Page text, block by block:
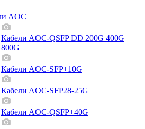
AOC
Кабели AOC-QSFP DD 200G 400G
800G
Кабели AOC-SFP+10G
Кабели AOC-SFP28-25G
Кабели AOC-QSFP+40G